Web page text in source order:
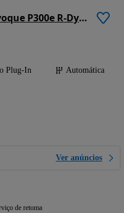
Land Rover Range Rover Evoque P300e R-Dynamic HSE
Plug-In
Automática
Ver anúncios
de retoma